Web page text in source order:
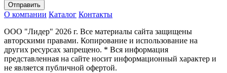
Отправить
О компании Каталог Контакты
ООО "Лидер" 2026 г. Все материалы сайта защищены
авторскими правами. Копирование и использование на
других ресурсах запрещено. * Вся информация
представленная на сайте носит информационный характер и
не является публичной офертой.